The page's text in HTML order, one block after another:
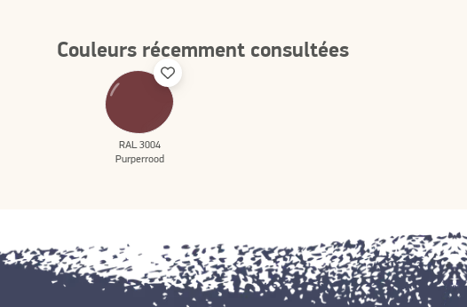
Couleurs récemment consultées
RAL 3004
Purperrood